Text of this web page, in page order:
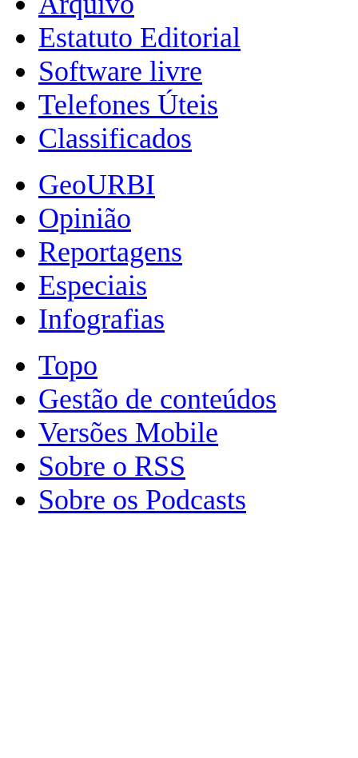
Estatuto Editorial
Software livre
Telefones Úteis
Classificados
GeoURBI
Opinião
Reportagens
Especiais
Infografias
Topo
Gestão de conteúdos
Versões Mobile
Sobre o RSS
Sobre os Podcasts